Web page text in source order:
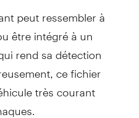
peut ressembler à
être intégré à un
rend sa détection
ce fichier
très courant